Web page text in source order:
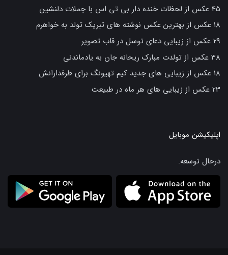
45 عکس از لحظات خنده دار بی تی اس با جملات دلنشین
18 عکس از بهترین عکس نوشته های تبریک تولد به خواهرم
29 عکس از زیبایی دعای توسل در قاب تصویر
38 عکس از تولدت مبارک ریحانه جان به یادماندنی
18 عکس از زیبایی های جدید کیم تهیونگ برای طرفدارانش
23 عکس از زیبایی های هر ماه در طبیعت
اپلیکیشن موبایل
درحال توسعه.